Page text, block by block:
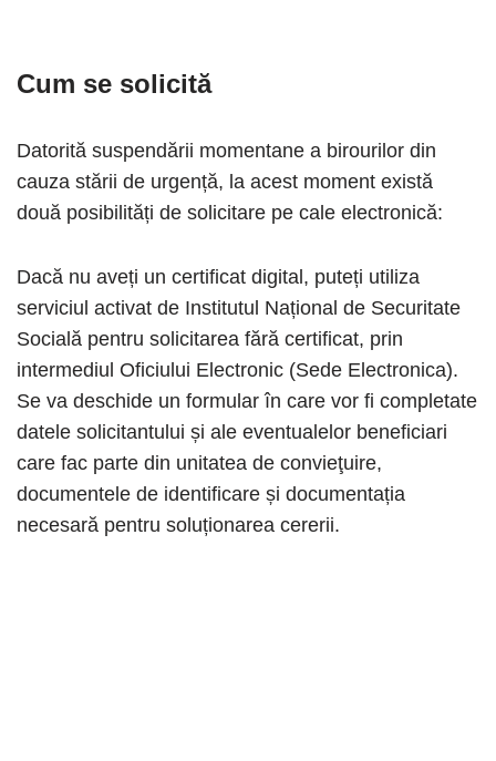
Cum se solicită
Datorită suspendării momentane a birourilor din
cauza stării de urgență, la acest moment există
două posibilități de solicitare pe cale electronică:
Dacă nu aveți un certificat digital, puteți utiliza
serviciul activat de Institutul Național de Securitate
Socială pentru solicitarea fără certificat, prin
intermediul Oficiului Electronic (Sede Electronica).
Se va deschide un formular în care vor fi completate
datele solicitantului și ale eventualelor beneficiari
care fac parte din unitatea de convieţuire,
documentele de identificare și documentația
necesară pentru soluționarea cererii.